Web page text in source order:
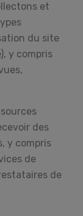
et
du site
y compris
des
y compris
de
de